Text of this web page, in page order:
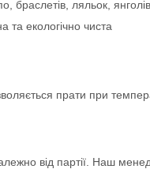
браслетів, ляльок, янголів
та екологічно чиста
прати при
від партії. Наш